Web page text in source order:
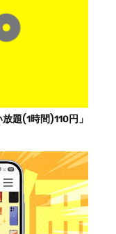
題(1時間)110円」